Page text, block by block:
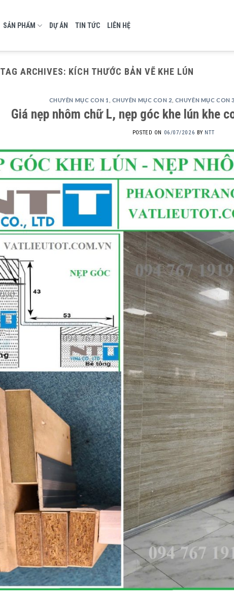
SẢN PHẨM DỰ ÁN TIN TỨC LIÊN HỆ
TAG ARCHIVES: KÍCH THƯỚC BẢN VẼ KHE LÚN
CHUYÊN MỤC CON 1 CHUYÊN MỤC CON 2 CHUYÊN MỤC CON 3
Giá nẹp nhôm chữ L, nẹp góc khe lún khe
POSTED ON 06/07/2026 BY NTT